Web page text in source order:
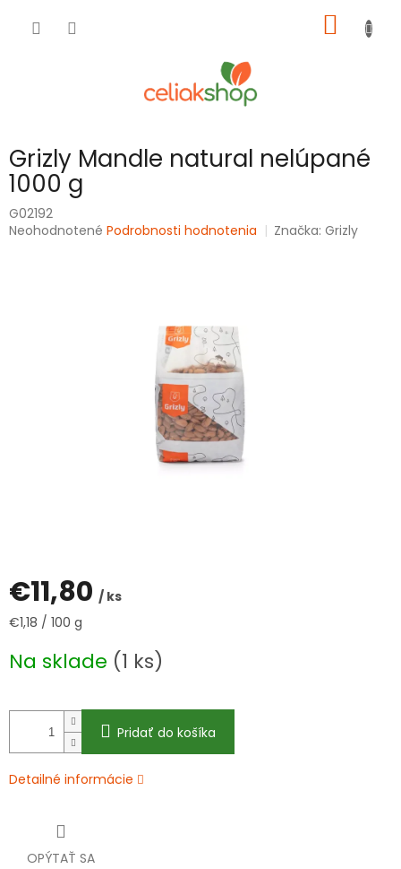
KOŠÍK
Grizly Mandle natural nelúpané
1000 g
G02192
Priemerné
Neohodnotené Podrobnosti hodnotenia Značka:Grizly
€11,80 / ks
Jednotková
€1,18 / 100 g
Na sklade (1 ks)
Pridať do košíka
Detailné informácie
OPÝTAŤ SA